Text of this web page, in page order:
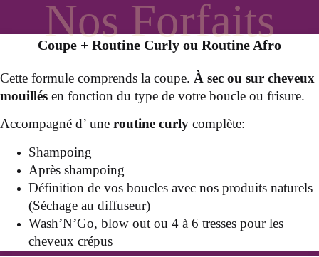
Nos Forfaits
Coupe + Routine Curly ou Routine Afro
Cette formule comprends la coupe. À sec ou sur cheveux
mouillés en fonction du type de votre boucle ou frisure.
Accompagné d’ une routine curly complète:
Shampoing
Après shampoing
Définition de vos boucles avec nos produits naturels
(Séchage au diffuseur)
Wash’N’Go, blow out ou 4 à 6 tresses pour les
cheveux crépus